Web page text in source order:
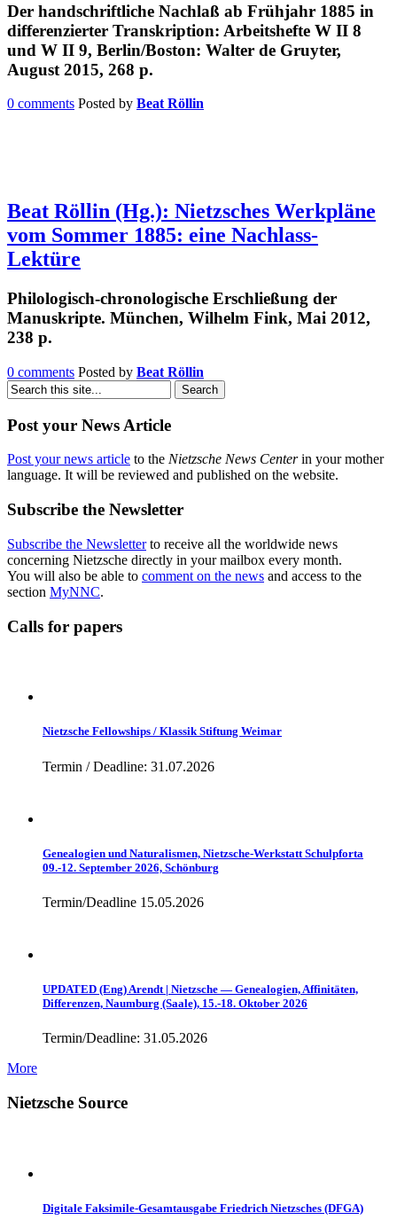
Der handschriftliche Nachlaß ab Frühjahr 1885 in
differenzierter Transkription: Arbeitshefte W II 8
und W II 9, Berlin/Boston: Walter de Gruyter,
August 2015, 268 p.
0 comments Posted by Beat Röllin
Beat Röllin (Hg.): Nietzsches Werkpläne
vom Sommer 1885: eine Nachlass-
Lektüre
Philologisch-chronologische Erschließung der
Manuskripte. München, Wilhelm Fink, Mai 2012,
238 p.
0 comments Posted by Beat Röllin
Post your News Article
Post your news article to the Nietzsche News Centerin your mother
language. It will be reviewed and published on the website.
Subscribe the Newsletter
Subscribe the Newsletterto receive all the worldwide news
concerning Nietzsche directly in your mailbox every month.
You will also be able to comment on the news and access to the
section MyNNC.
Calls for papers
Nietzsche Fellowships / Klassik Stiftung Weimar
Termin / Deadline: 31.07.2026
Genealogien und Naturalismen, Nietzsche-Werkstatt Schulpforta
09.-12. September 2026, Schönburg
Termin/Deadline 15.05.2026
UPDATED (Eng) Arendt | Nietzsche — Genealogien, Affinitäten,
Differenzen, Naumburg (Saale), 15.-18. Oktober 2026
Termin/Deadline: 31.05.2026
More
Nietzsche Source
Digitale Faksimile-Gesamtausgabe Friedrich Nietzsches (DFGA)